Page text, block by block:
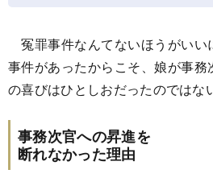
冤罪事件なんてないほうがいい
事件があったからこそ、娘が事
の喜びはひとしおだったのではな
事務次官への昇進を
断れなかった理由